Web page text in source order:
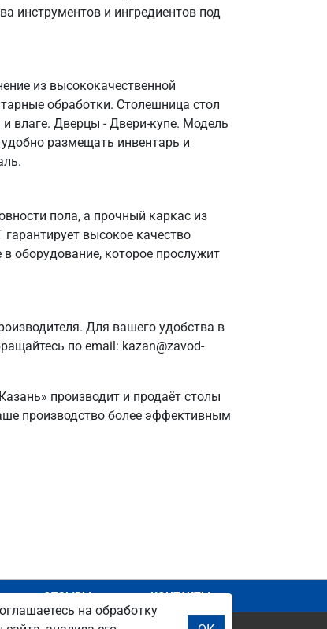
инструментов и ингредиентов под
из высококачественной
обработки. Столешница стол
влаге. Дверцы - Двери-купе. Модель
размещать инвентарь и
пола, а прочный каркас из
высокое качество
оборудование, которое прослужит
Для вашего удобства в
по email: kazan@zavod-
производит и продаёт столы
производство более эффективным
ОТЗЫВЫ КОНТАКТЫ
на обработку